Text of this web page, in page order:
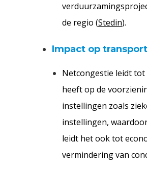
de regio​ (Stedin)​​.
Impact op
Netcongestie leidt
heeft op de
instellingen zoals
instellingen,
leidt het ook tot
vermindering van